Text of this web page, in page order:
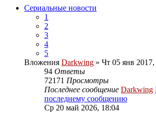
Сериальные новости
1
2
3
4
5
Вложения Darkwing » Чт 05 янв 2017,
94 Ответы
72171 Просмотры
Последнее сообщение Darkwing
последнему сообщению
Ср 20 май 2026, 18:04